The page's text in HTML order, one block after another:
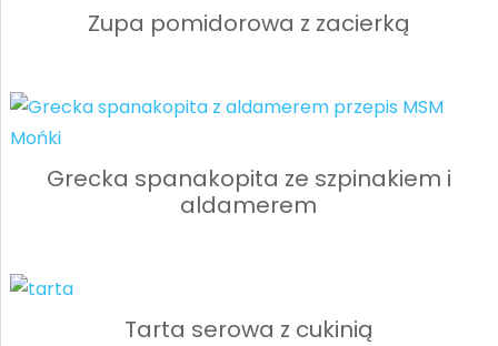
Zupa pomidorowa z zacierką
Grecka spanakopita ze szpinakiem i
aldamerem
Tarta serowa z cukinią